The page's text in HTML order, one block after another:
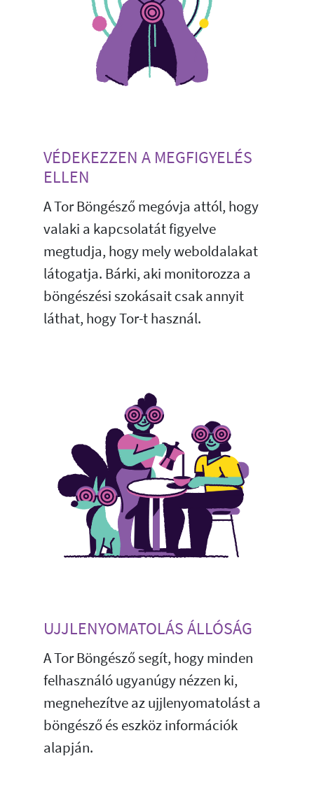
VÉDEKEZZEN A MEGFIGYELÉS
ELLEN
A Tor Böngésző megóvja attól, hogy
valaki a kapcsolatát figyelve
megtudja, hogy mely weboldalakat
látogatja. Bárki, aki monitorozza a
böngészési szokásait csak annyit
láthat, hogy Tor-t használ.
UJJLENYOMATOLÁS ÁLLÓSÁG
A Tor Böngésző segít, hogy minden
felhasználó ugyanúgy nézzen ki,
megnehezítve az ujjlenyomatolást a
böngésző és eszköz információk
alapján.